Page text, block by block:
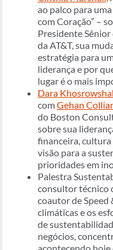
ao palco para
com Coração” –
Presidente
da AT&T, sua
estratégia para
liderança e por
lugar é o mais
Dara
comGehan
do Boston
sobre sua
financeira,
visão para a
prioridades em
Palestra
consultor técnico
coautor de Speed
climáticas e os
de
negócios,